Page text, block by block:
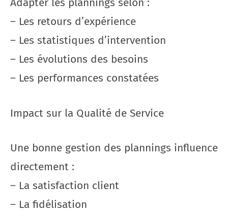
– Les retours d’expérience
– Les statistiques d’intervention
– Les évolutions des besoins
– Les performances constatées
Impact sur la Qualité de Service
Une bonne gestion des plannings influence
directement :
– La satisfaction client
– La fidélisation